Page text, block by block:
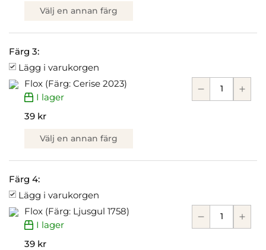
Välj en annan färg
Färg 3:
Lägg i varukorgen
Flox (Färg: Cerise 2023)
I lager
39 kr
Välj en annan färg
Färg 4:
Lägg i varukorgen
Flox (Färg: Ljusgul 1758)
I lager
39 kr